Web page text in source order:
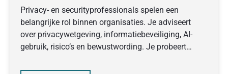
Privacy- en securityprofessionals spelen een
belangrijke rol binnen organisaties. Je adviseert
over privacywetgeving, informatiebeveiliging, AI-
gebruik, risico’s en bewustwording. Je probeert